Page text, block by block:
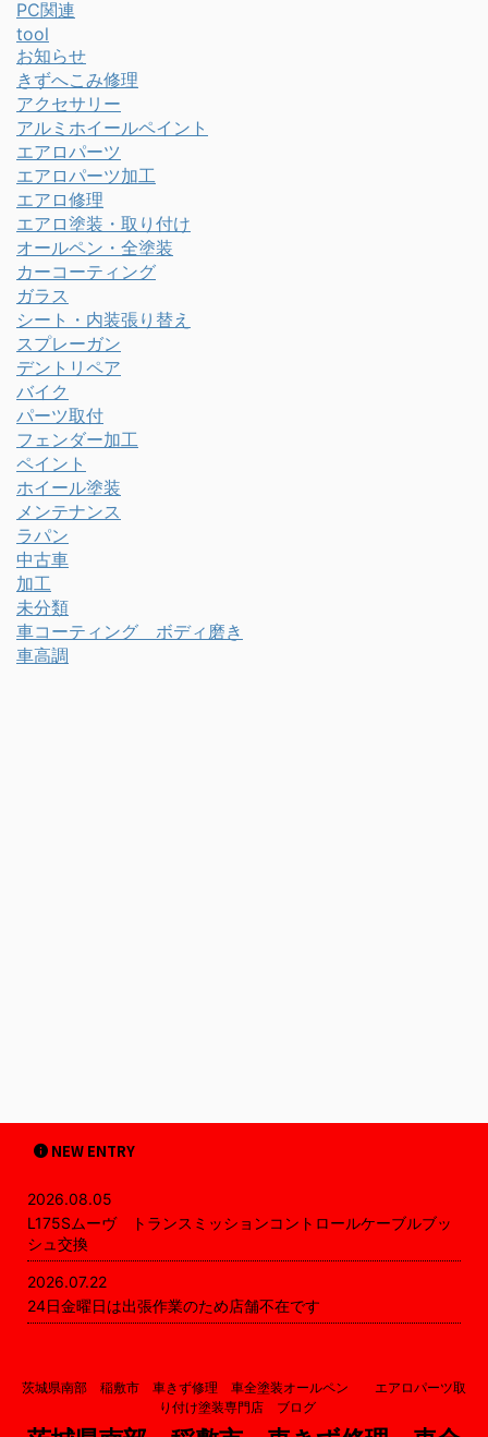
PC関連
tool
お知らせ
きずへこみ修理
アクセサリー
アルミホイールペイント
エアロパーツ
エアロパーツ加工
エアロ修理
エアロ塗装・取り付け
オールペン・全塗装
カーコーティング
ガラス
シート・内装張り替え
スプレーガン
デントリペア
バイク
パーツ取付
フェンダー加工
ペイント
ホイール塗装
メンテナンス
ラパン
中古車
加工
未分類
車コーティング ボディ磨き
車高調
NEW ENTRY
2026.08.05
L175Sムーヴ トランスミッションコントロールケーブルブッ
シュ交換
2026.07.22
24日金曜日は出張作業のため店舗不在です
茨城県南部 稲敷市 車きず修理 車全塗装オールペン エアロパーツ取
り付け塗装専門店 ブログ